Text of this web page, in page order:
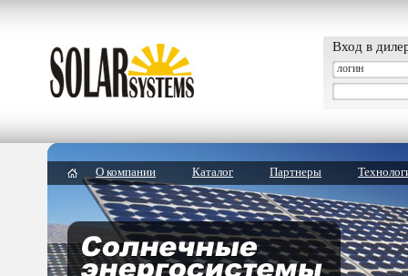
Вход в
О компании Каталог Партнеры